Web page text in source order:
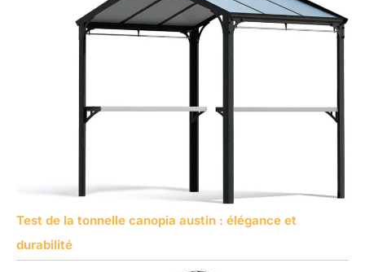
Test de la tonnelle canopia austin : élégance et
durabilité